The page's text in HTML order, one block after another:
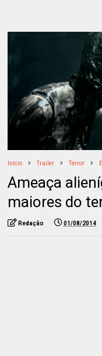
Início Trailer Terror
Ameaça
maiores do
Redação 01/08/2014